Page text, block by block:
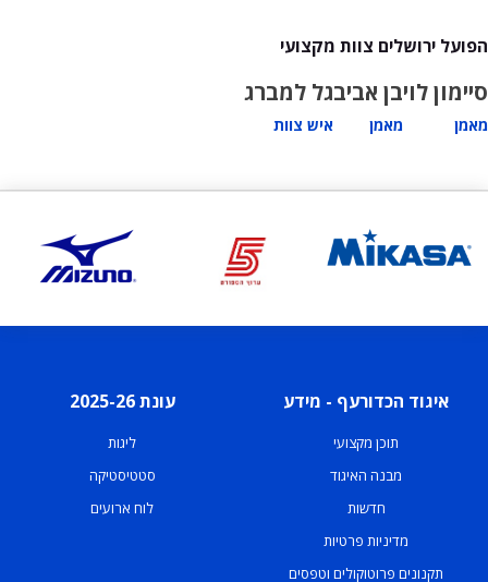
הפועל ירושלים צוות מקצועי
סיימון לוי
מאמן
בן אביב
מאמן
גל למברג
איש צוות
איגוד הכדורעף - מידע
תוכן מקצועי
מבנה האיגוד
חדשות
מדיניות פרטיות
תקנונים פרוטוקולים וטפסים
עונת 2025-26
ליגות
סטטיסטיקה
לוח ארועים